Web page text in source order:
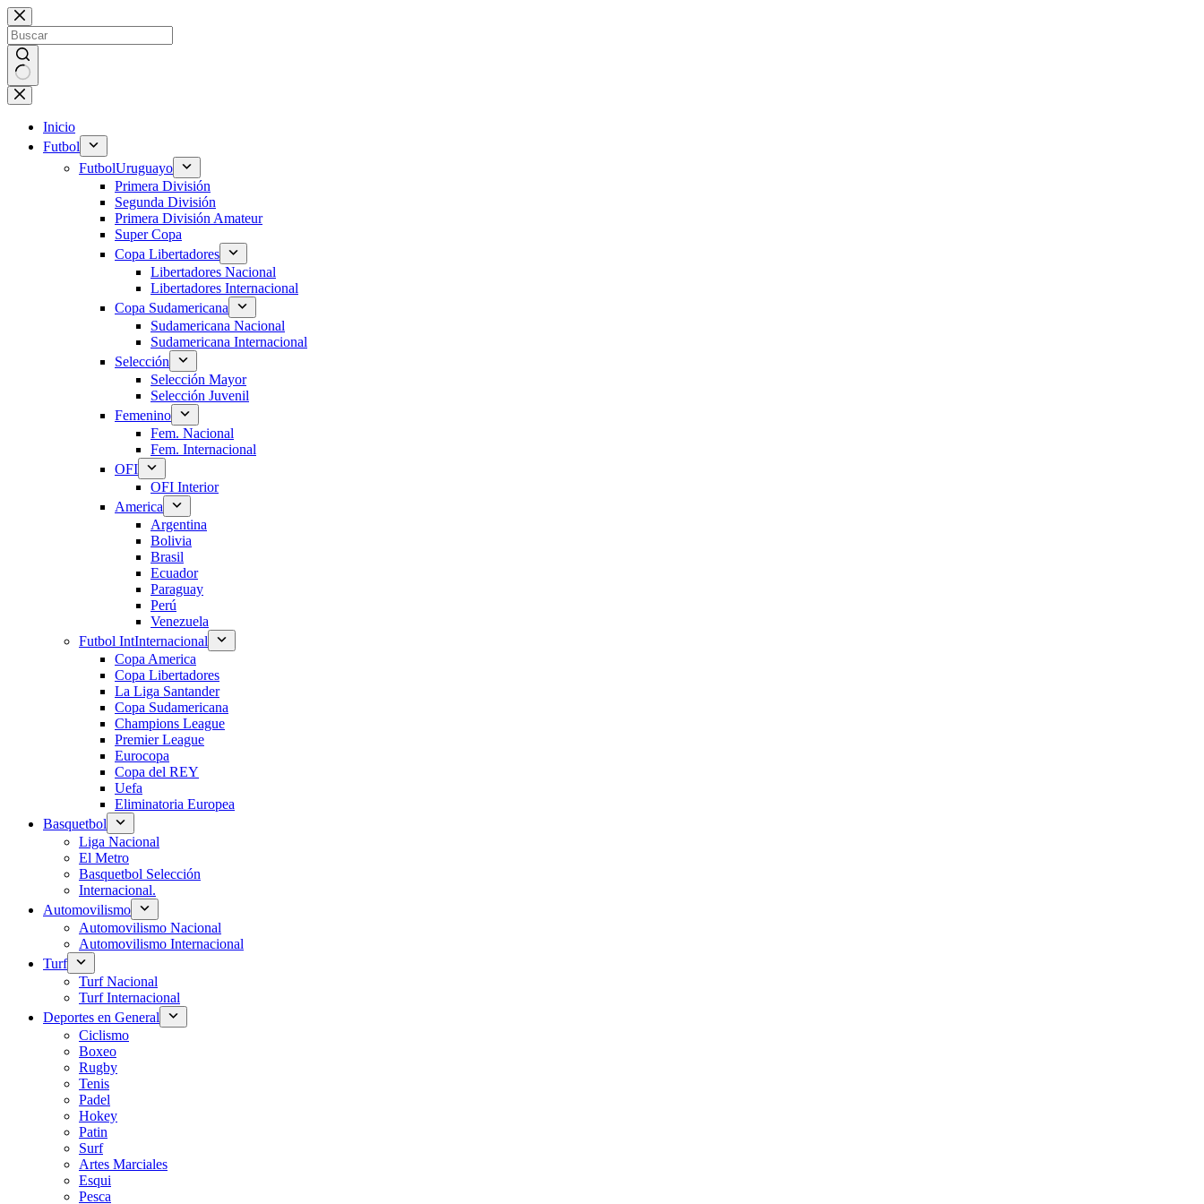
Saltar
al
contenido
Sin
resultados
Inicio
Futbol
FutbolUruguayo
Primera División
Segunda División
Primera División Amateur
Super Copa
Copa Libertadores
Libertadores Nacional
Libertadores Internacional
Copa Sudamericana
Sudamericana Nacional
Sudamericana Internacional
Selección
Selección Mayor
Selección Juvenil
Femenino
Fem. Nacional
Fem. Internacional
OFI
OFI Interior
America
Argentina
Bolivia
Brasil
Ecuador
Paraguay
Perú
Venezuela
Futbol IntInternacional
Copa America
Copa Libertadores
La Liga Santander
Copa Sudamericana
Champions League
Premier League
Eurocopa
Copa del REY
Uefa
Eliminatoria Europea
Basquetbol
Liga Nacional
El Metro
Basquetbol Selección
Internacional.
Automovilismo
Automovilismo Nacional
Automovilismo Internacional
Turf
Turf Nacional
Turf Internacional
Deportes en General
Ciclismo
Boxeo
Rugby
Tenis
Padel
Hokey
Patin
Surf
Artes Marciales
Esqui
Pesca